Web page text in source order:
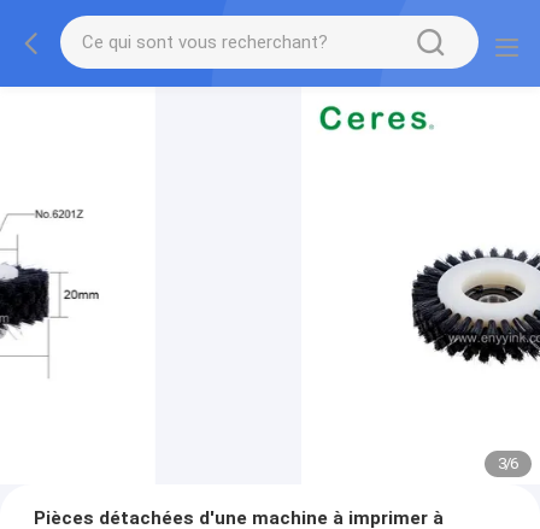
3/6
Pièces détachées d'une machine à imprimer à